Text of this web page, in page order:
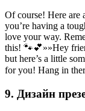
Of course! Here are
you’re having a
love your way.
this! 🐾💕»»Hey
but here’s a little
for you! Hang in
9. Дизайн